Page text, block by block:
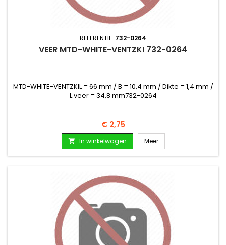
REFERENTIE: 732-0264
VEER MTD-WHITE-VENTZKI 732-0264
MTD-WHITE-VENTZKIL = 66 mm / B = 10,4 mm / Dikte = 1,4 mm /
L veer = 34,8 mm732-0264
Prijs
€ 2,75
 In winkelwagen Meer